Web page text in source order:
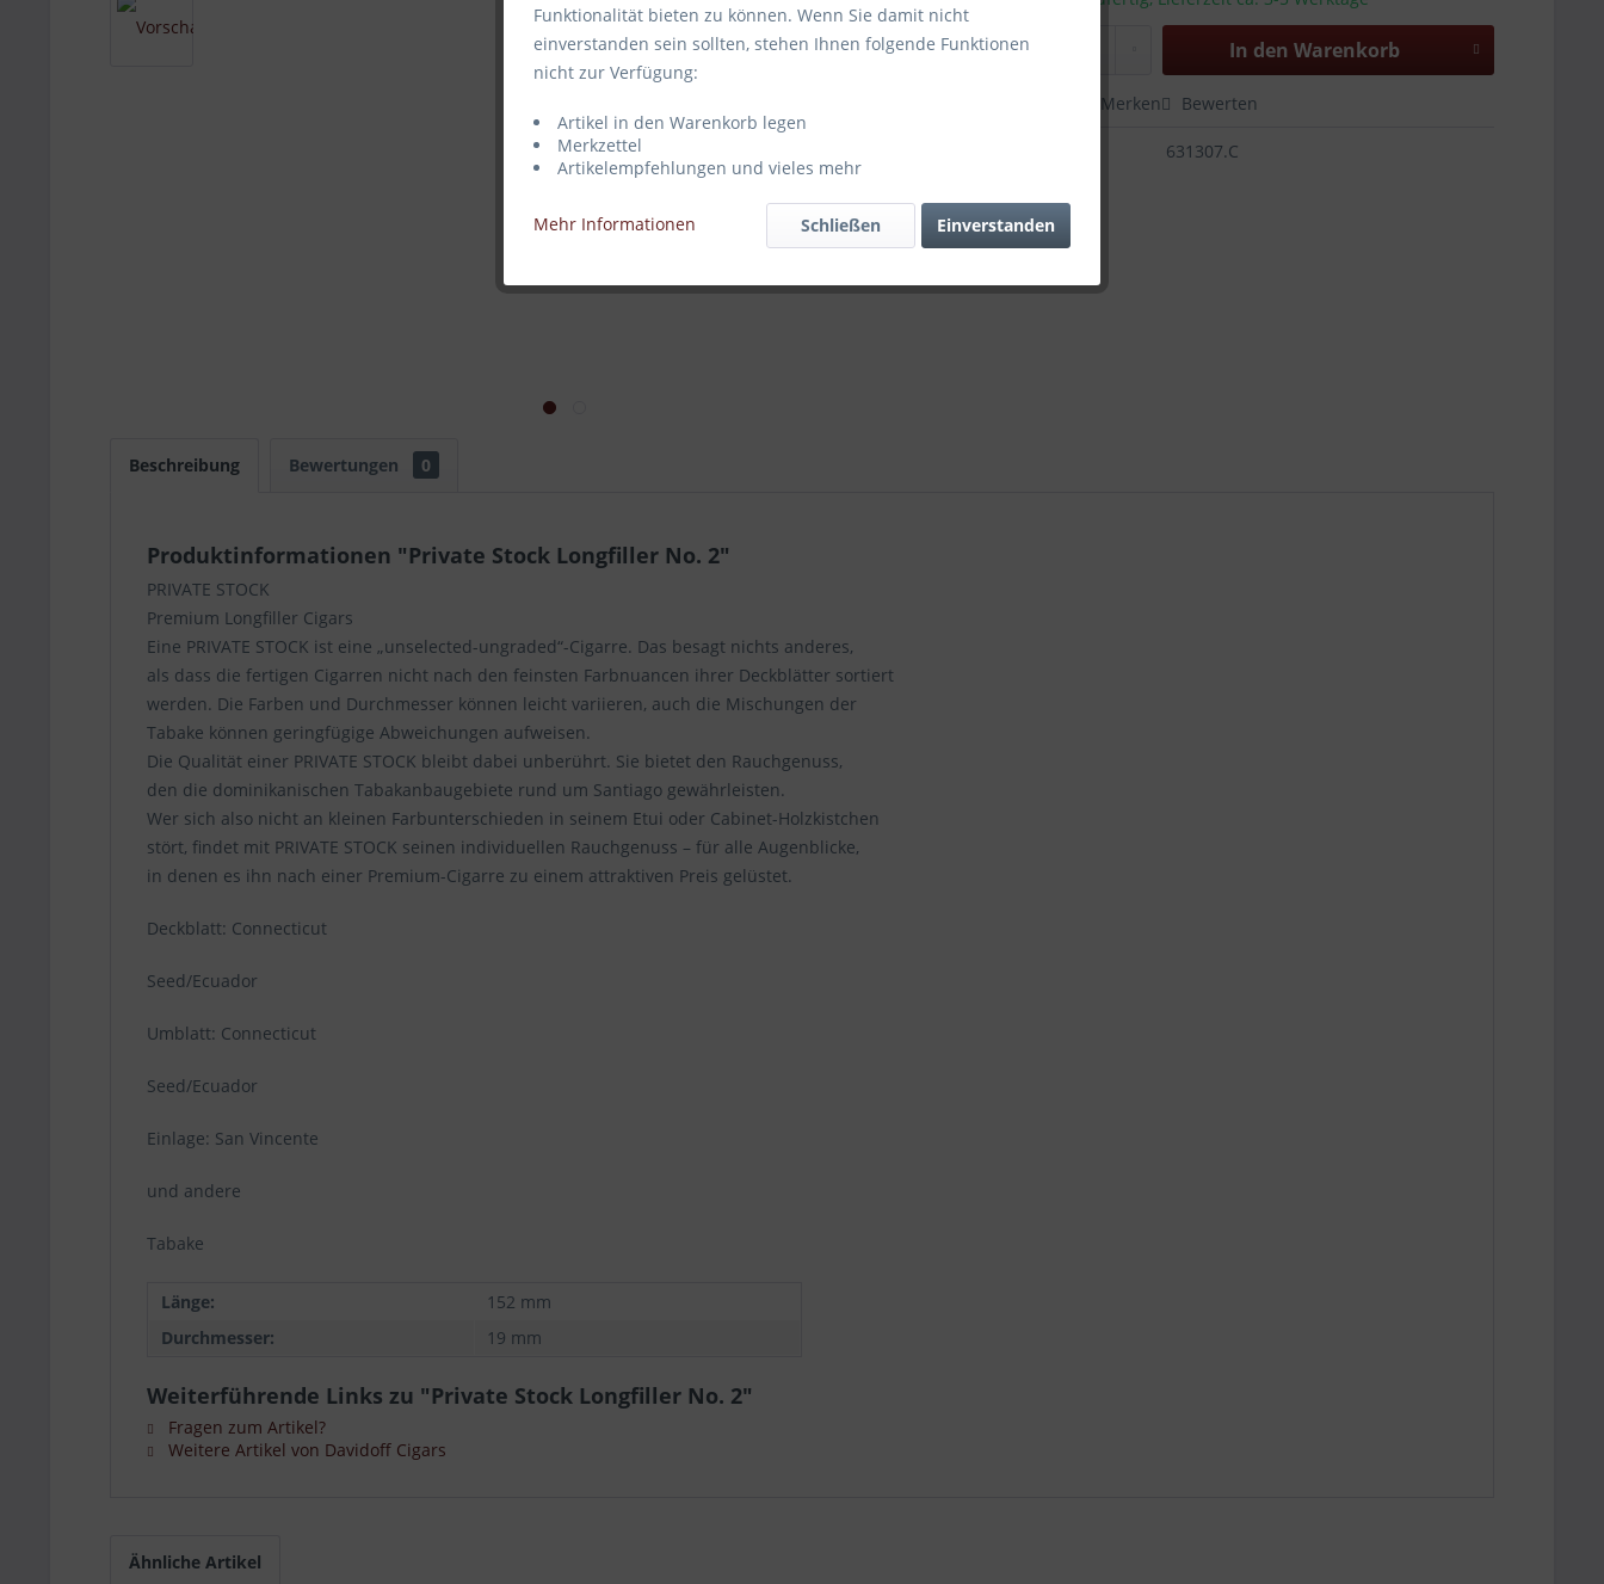
In den Warenkorb
Merken Bewerten
631307.C
Beschreibung Bewertungen 0
Produktinformationen "Private Stock Longfiller No. 2"
PRIVATE STOCK
Premium Longfiller Cigars
Eine PRIVATE STOCK ist eine „unselected-ungraded“-Cigarre. Das besagt nichts anderes,
als dass die fertigen Cigarren nicht nach den feinsten Farbnuancen ihrer Deckblätter sortiert
werden. Die Farben und Durchmesser können leicht variieren, auch die Mischungen der
Tabake können geringfügige Abweichungen aufweisen.
Die Qualität einer PRIVATE STOCK bleibt dabei unberührt. Sie bietet den Rauchgenuss,
den die dominikanischen Tabakanbaugebiete rund um Santiago gewährleisten.
Wer sich also nicht an kleinen Farbunterschieden in seinem Etui oder Cabinet-Holzkistchen
stört, findet mit PRIVATE STOCK seinen individuellen Rauchgenuss – für alle Augenblicke,
in denen es ihn nach einer Premium-Cigarre zu einem attraktiven Preis gelüstet.
Deckblatt: Connecticut
Seed/Ecuador
Umblatt: Connecticut
Seed/Ecuador
Einlage: San Vincente
und andere
Tabake
Länge:
152 mm
Durchmesser:
19 mm
Weiterführende Links zu "Private Stock Longfiller No. 2"
Fragen zum Artikel?
Weitere Artikel von Davidoff Cigars
Ähnliche Artikel
Funktionalität bieten zu können. Wenn Sie damit nicht
einverstanden sein sollten, stehen Ihnen folgende Funktionen
nicht zur Verfügung:
Artikel in den Warenkorb legen
Merkzettel
Artikelempfehlungen und vieles mehr
Mehr Informationen Einverstanden
Schließen